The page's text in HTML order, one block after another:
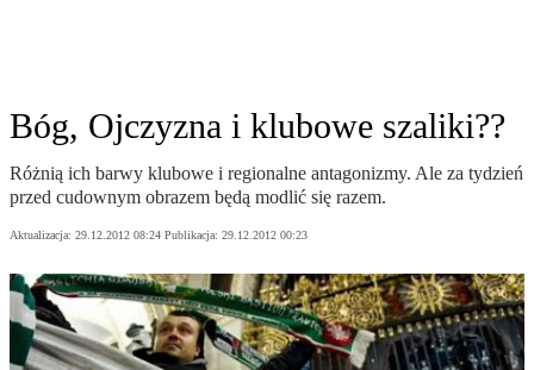
Bóg, Ojczyzna i klubowe szaliki??
Różnią ich barwy klubowe i regionalne antagonizmy. Ale za tydzień
przed cudownym obrazem będą modlić się razem.
Aktualizacja: 29.12.2012 08:24 Publikacja: 29.12.2012 00:23